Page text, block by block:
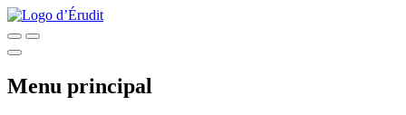
Menu principal